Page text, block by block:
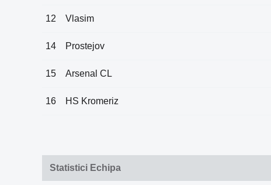
12 Vlasim
14 Prostejov
15 Arsenal CL
16 HS Kromeriz
Statistici Echipa